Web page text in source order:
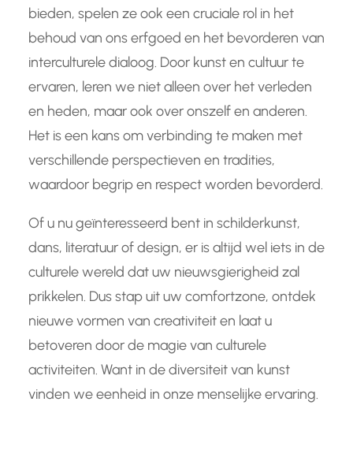
bieden, spelen ze ook een cruciale rol in het
behoud van ons erfgoed en het bevorderen van
interculturele dialoog. Door kunst en cultuur te
ervaren, leren we niet alleen over het verleden
en heden, maar ook over onszelf en anderen.
Het is een kans om verbinding te maken met
verschillende perspectieven en tradities,
waardoor begrip en respect worden bevorderd.
Of u nu geïnteresseerd bent in schilderkunst,
dans, literatuur of design, er is altijd wel iets in de
culturele wereld dat uw nieuwsgierigheid zal
prikkelen. Dus stap uit uw comfortzone, ontdek
nieuwe vormen van creativiteit en laat u
betoveren door de magie van culturele
activiteiten. Want in de diversiteit van kunst
vinden we eenheid in onze menselijke ervaring.